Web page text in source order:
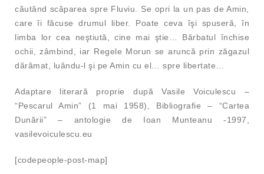
căutând scăparea spre Fluviu. Se opri la un pas de Amin,
care îi făcuse drumul liber. Poate ceva îşi spuseră, în
limba lor cea neştiută, cine mai ştie… Bărbatul închise
ochii, zâmbind, iar Regele Morun se aruncă prin zăgazul
dărâmat, luându-l şi pe Amin cu el… spre libertate…
Adaptare literară proprie după Vasile Voiculescu –
“Pescarul Amin” (1 mai 1958), Bibliografie – “Cartea
Dunării” – antologie de Ioan Munteanu -1997,
vasilevoiculescu.eu
[codepeople-post-map]